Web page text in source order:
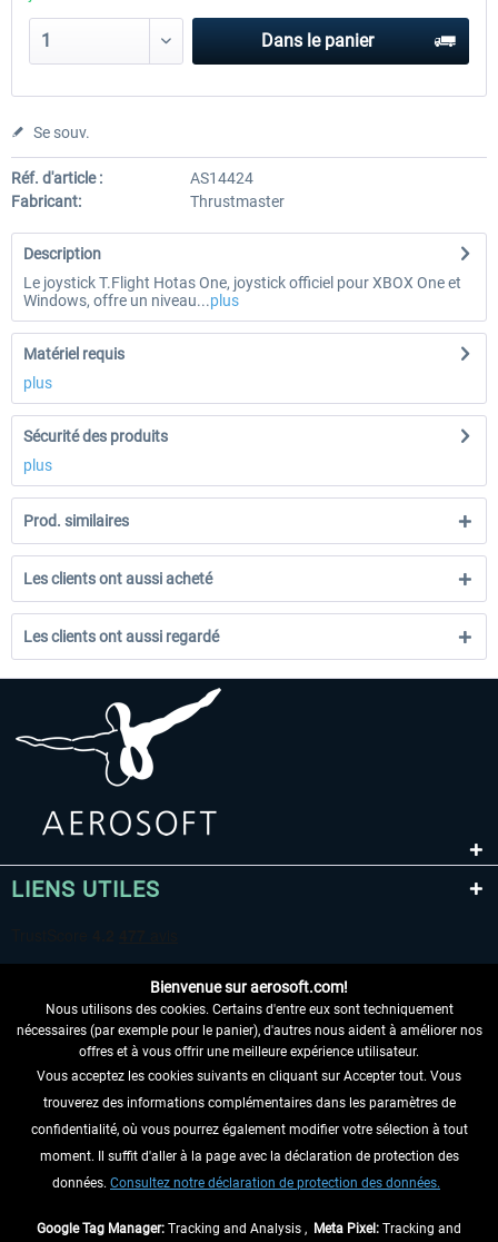
Dans le panier
Se souv.
Réf. d'article :
AS14424
Fabricant:
Thrustmaster
Description
Le joystick T.Flight Hotas One, joystick officiel pour XBOX One et
Windows, offre un niveau...plus
Matériel requis
plus
Sécurité des produits
plus
Prod. similaires
Les clients ont aussi acheté
Les clients ont aussi regardé
LIENS UTILES
RENONCER AU CONTRAT ICI
INFORMATIONS
NE MANQUEZ PAS LES DERNIÈRES
Bienvenue sur aerosoft.com!
Nous utilisons des cookies. Certains d'entre eux sont techniquement
nécessaires (par exemple pour le panier), d'autres nous aident à améliorer nos
offres et à vous offrir une meilleure expérience utilisateur.
Vous acceptez les cookies suivants en cliquant sur Accepter tout. Vous
trouverez des informations complémentaires dans les paramètres de
confidentialité, où vous pourrez également modifier votre sélection à tout
moment. Il suffit d'aller à la page avec la déclaration de protection des
données. Consultez notre déclaration de protection des données.
Google Tag Manager: Tracking and Analysis , Meta Pixel: Tracking and